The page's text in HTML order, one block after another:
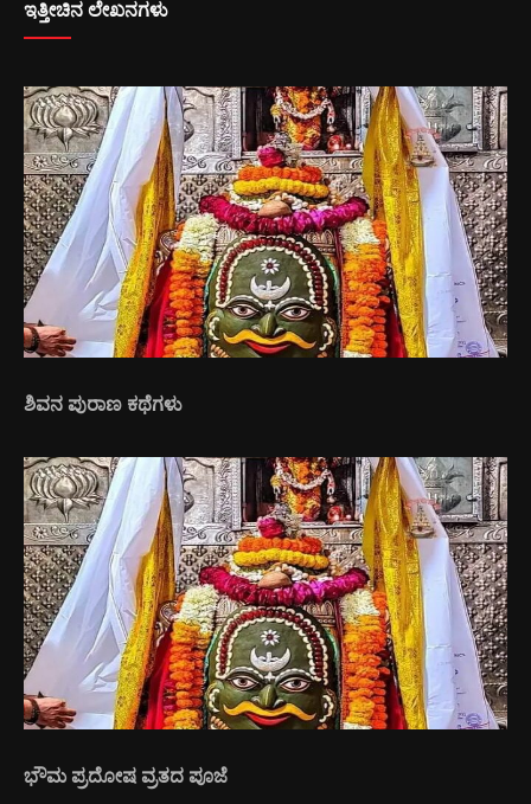
ಇತ್ತೀಚಿನ ಲೇಖನಗಳು
ಶಿವನ ಪುರಾಣ ಕಥೆಗಳು
ಭೌಮ ಪ್ರದೋಷ ವ್ರತದ ಪೂಜೆ